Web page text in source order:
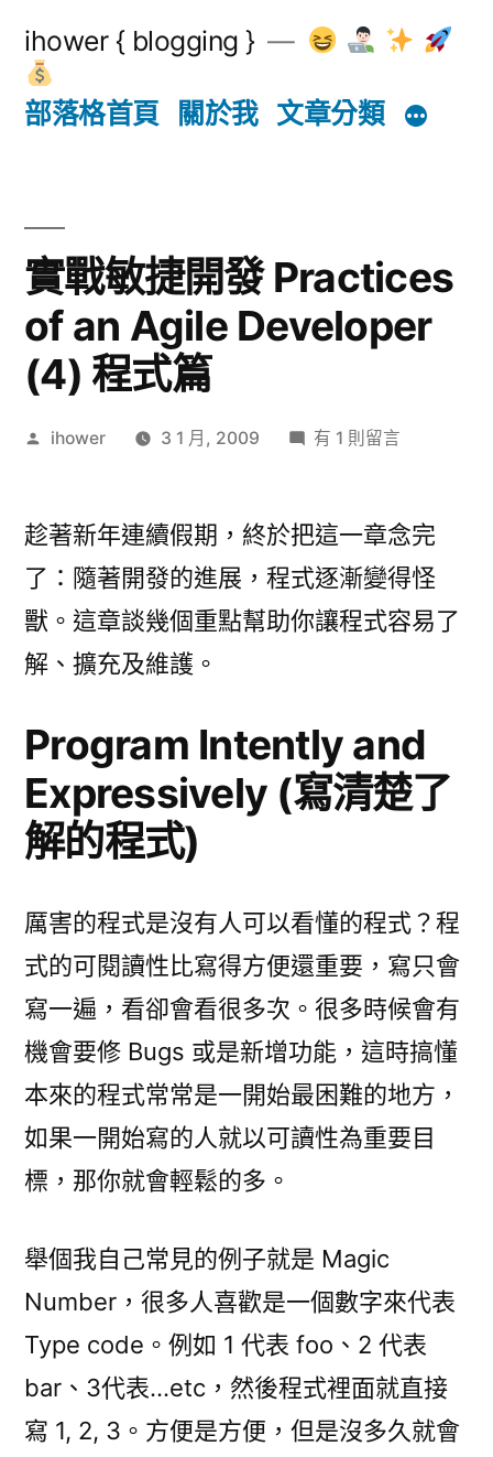
ihower { blogging }
部落格首頁 關於我 文章分類
實戰敏捷開發 Practices
of an Agile Developer
(4) 程式篇
作
ihower 3 1 月, 2009
在
敏
開
發
Agile
Developer
(4)
中
有 1 則留言
趁著新年連續假期，終於把這一章念完
了：隨著開發的進展，程式逐漸變得怪
獸。這章談幾個重點幫助你讓程式容易了
解、擴充及維護。
Program Intently and
Expressively (寫清楚了
解的程式)
厲害的程式是沒有人可以看懂的程式？程
式的可閱讀性比寫得方便還重要，寫只會
寫一遍，看卻會看很多次。很多時候會有
機會要修 Bugs 或是新增功能，這時搞懂
本來的程式常常是一開始最困難的地方，
如果一開始寫的人就以可讀性為重要目
標，那你就會輕鬆的多。
舉個我自己常見的例子就是 Magic
Number，很多人喜歡是一個數字來代表
Type code。例如 1 代表 foo、2 代表
bar、3代表…etc，然後程式裡面就直接
寫 1, 2, 3。方便是方便，但是沒多久就會